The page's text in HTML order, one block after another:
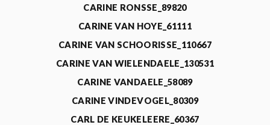
CARINE RONSSE_89820
CARINE VAN HOYE_61111
CARINE VAN SCHOORISSE_110667
CARINE VAN WIELENDAELE_130531
CARINE VANDAELE_58089
CARINE VINDEVOGEL_80309
CARL DE KEUKELEERE_60367